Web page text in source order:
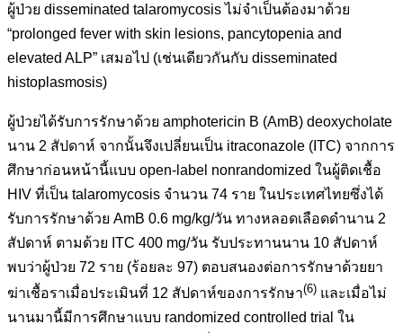
ผู้ป่วย disseminated talaromycosis ไม่จำเป็นต้องมาด้วย
“prolonged fever with skin lesions, pancytopenia and
elevated ALP” เสมอไป (เช่นเดียวกันกับ disseminated
histoplasmosis)
ผู้ป่วยได้รับการรักษาด้วย amphotericin B (AmB) deoxycholate
นาน 2 สัปดาห์ จากนั้นจึงเปลี่ยนเป็น itraconazole (ITC) จากการ
ศึกษาก่อนหน้านี้แบบ open-label nonrandomized ในผู้ติดเชื้อ
HIV ที่เป็น talaromycosis จำนวน 74 ราย ในประเทศไทยซึ่งได้
รับการรักษาด้วย AmB 0.6 mg/kg/วัน ทางหลอดเลือดดำนาน 2
สัปดาห์ ตามด้วย ITC 400 mg/วัน รับประทานนาน 10 สัปดาห์
พบว่าผู้ป่วย 72 ราย (ร้อยละ 97) ตอบสนองต่อการรักษาด้วยยา
ฆ่าเชื้อราเมื่อประเมินที่ 12 สัปดาห์ของการรักษา(6) และเมื่อไม่
นานมานี้มีการศึกษาแบบ randomized controlled trial ใน